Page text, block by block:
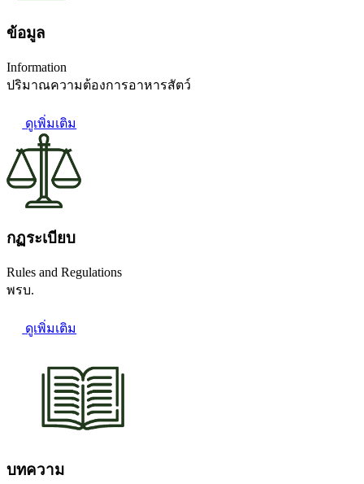
ข้อมูล
Information
ปริมาณความต้องการอาหารสัตว์
ดูเพิ่มเติม
กฏระเบียบ
Rules and Regulations
พรบ.
ดูเพิ่มเติม
บทความ